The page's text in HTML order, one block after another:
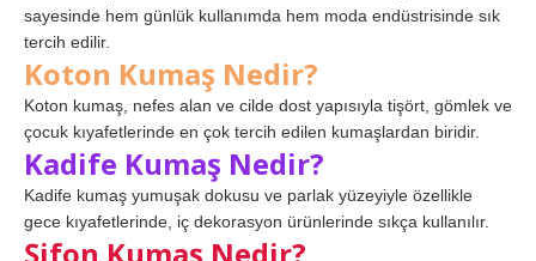
sayesinde hem günlük kullanımda hem moda endüstrisinde sık
tercih edilir.
Koton Kumaş Nedir?
Koton kumaş, nefes alan ve cilde dost yapısıyla tişört, gömlek ve
çocuk kıyafetlerinde en çok tercih edilen kumaşlardan biridir.
Kadife Kumaş Nedir?
Kadife kumaş yumuşak dokusu ve parlak yüzeyiyle özellikle
gece kıyafetlerinde, iç dekorasyon ürünlerinde sıkça kullanılır.
Şifon Kumaş Nedir?